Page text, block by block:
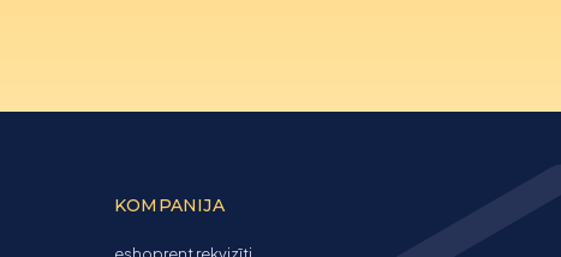
KOMPANIJA
eshoprent rekvizīti